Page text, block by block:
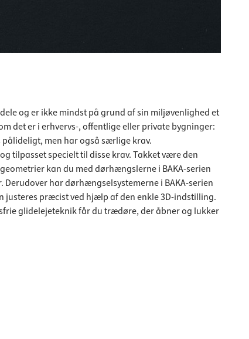
og er ikke mindst på grund af sin miljøvenlighed et
det er i erhvervs-, offentlige eller private bygninger:
men har også særlige krav.
tilpasset specielt til disse krav. Takket være den
kan du med dørhængslerne i BAKA-serien
har dørhængselsystemerne i BAKA-serien
justeres præcist ved hjælp af den enkle 3D-indstilling.
glidelejeteknik får du trædøre, der åbner og lukker